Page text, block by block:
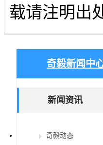
载请注明出
奇毅新闻中
新闻资讯
奇毅动态